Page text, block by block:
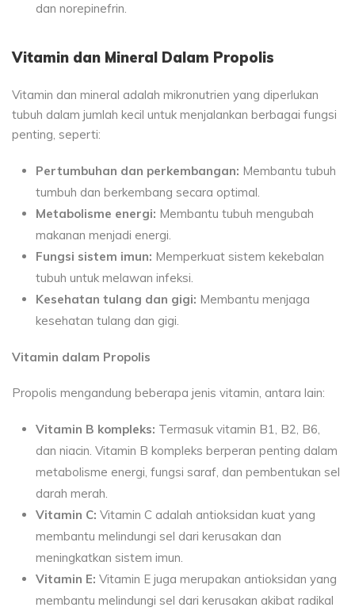
dan norepinefrin.
Vitamin dan Mineral Dalam Propolis
Vitamin dan mineral adalah mikronutrien yang diperlukan
tubuh dalam jumlah kecil untuk menjalankan berbagai fungsi
penting, seperti:
Pertumbuhan dan perkembangan: Membantu tubuh
tumbuh dan berkembang secara optimal.
Metabolisme energi: Membantu tubuh mengubah
makanan menjadi energi.
Fungsi sistem imun: Memperkuat sistem kekebalan
tubuh untuk melawan infeksi.
Kesehatan tulang dan gigi: Membantu menjaga
kesehatan tulang dan gigi.
Vitamin dalam Propolis
Propolis mengandung beberapa jenis vitamin, antara lain:
Vitamin B kompleks: Termasuk vitamin B1, B2, B6,
dan niacin. Vitamin B kompleks berperan penting dalam
metabolisme energi, fungsi saraf, dan pembentukan sel
darah merah.
Vitamin C: Vitamin C adalah antioksidan kuat yang
membantu melindungi sel dari kerusakan dan
meningkatkan sistem imun.
Vitamin E: Vitamin E juga merupakan antioksidan yang
membantu melindungi sel dari kerusakan akibat radikal